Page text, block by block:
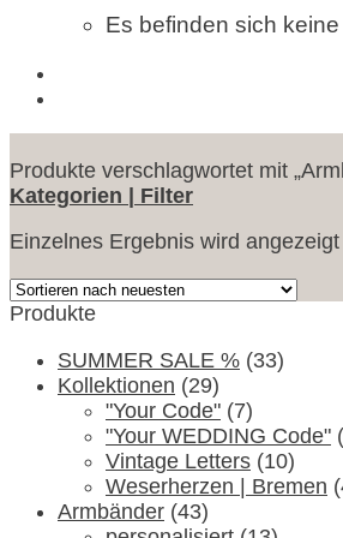
Es befinden sich
Produkte verschlagwortet mit
Kategorien | Filter
Einzelnes Ergebnis wird angezeigt
Produkte
SUMMER SALE % (33)
Kollektionen (29)
"Your Code" (7)
"Your WEDDING Code"
Vintage Letters (10)
Weserherzen | Bremen
Armbänder (43)